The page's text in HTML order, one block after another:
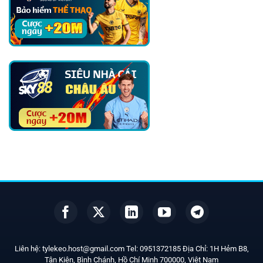
Liên hệ: tylekeo.host@gmail.comTel: 0951372185Địa Chỉ: 1H Hẻm B8,
Tân Kiên, Bình Chánh, Hồ Chí Minh 700000, Việt Nam